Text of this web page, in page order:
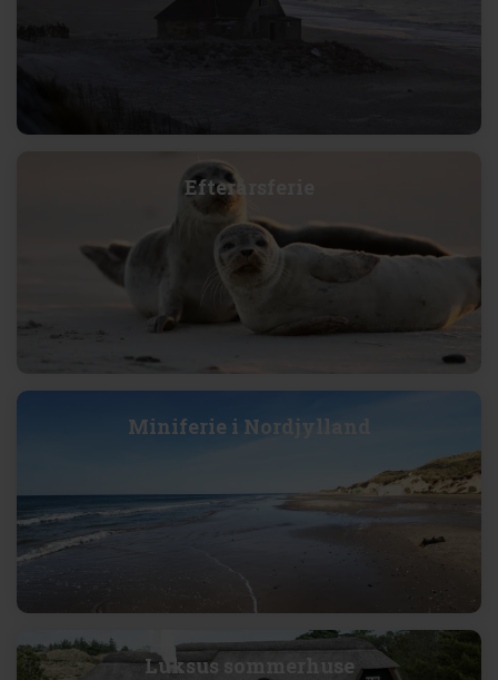
Efterårsferie
Miniferie i Nordjylland
Luksus sommerhuse